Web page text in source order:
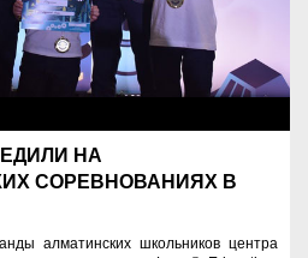
НА
СОРЕВНОВАНИЯХ В
алматинских школьников центра